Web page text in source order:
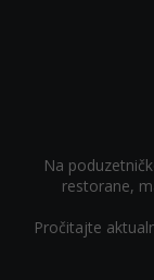
Na
restorane,
Pročitajte